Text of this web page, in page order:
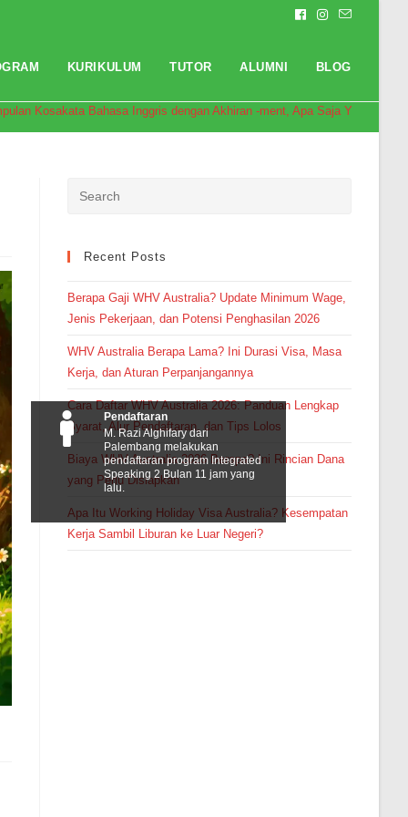
KURIKULUM TUTOR ALUMNI BLOG
Kosakata Bahasa Inggris dengan Akhiran -ment, Apa Saja Ya?
Recent Posts
Berapa Gaji WHV Australia? Update Minimum Wage,
Jenis Pekerjaan, dan Potensi Penghasilan 2026
WHV Australia Berapa Lama? Ini Durasi Visa, Masa
Kerja, dan Aturan Perpanjangannya
Cara Daftar WHV Australia 2026: Panduan Lengkap
Syarat, Alur Pendaftaran, dan Tips Lolos
Biaya WHV Australia 2026 Berapa? Ini Rincian Dana
yang Perlu Disiapkan
Apa Itu Working Holiday Visa Australia? Kesempatan
Kerja Sambil Liburan ke Luar Negeri?
Pendaftaran
M. Razi Alghifary dari
Palembang melakukan
pendaftaran program Integrated
Speaking 2 Bulan 11 jam yang
lalu.